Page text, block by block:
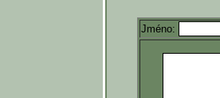
Jméno: